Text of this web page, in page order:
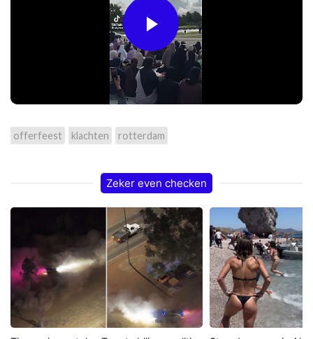
Play
Video
offerfeest klachten rotterdam
Zeker even checken